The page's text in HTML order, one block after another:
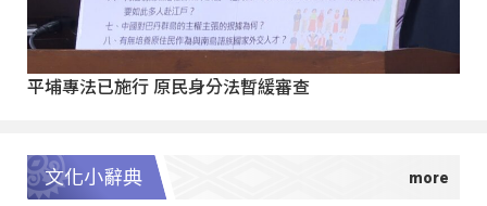
平埔專法已施行 原民身分法暫緩審查
文化小辭典